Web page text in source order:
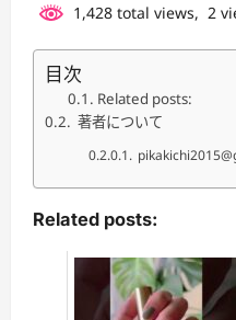
1,428 total views, 2
目次
Related posts:
著者について
Related posts: